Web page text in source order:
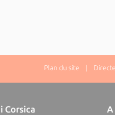
Plan du site |
Corsica